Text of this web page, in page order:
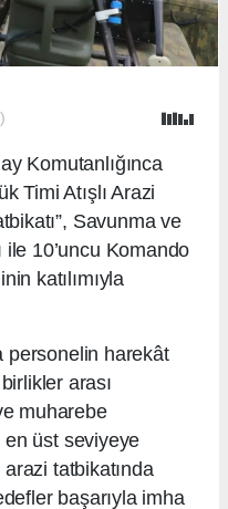
Komutanlığınca
Timi Atışlı Arazi
Savunma ve
ile 10’uncu Komando
katılımıyla
personelin harekât
arası
muharebe
en üst seviyeye
arazi tatbikatında
başarıyla imha